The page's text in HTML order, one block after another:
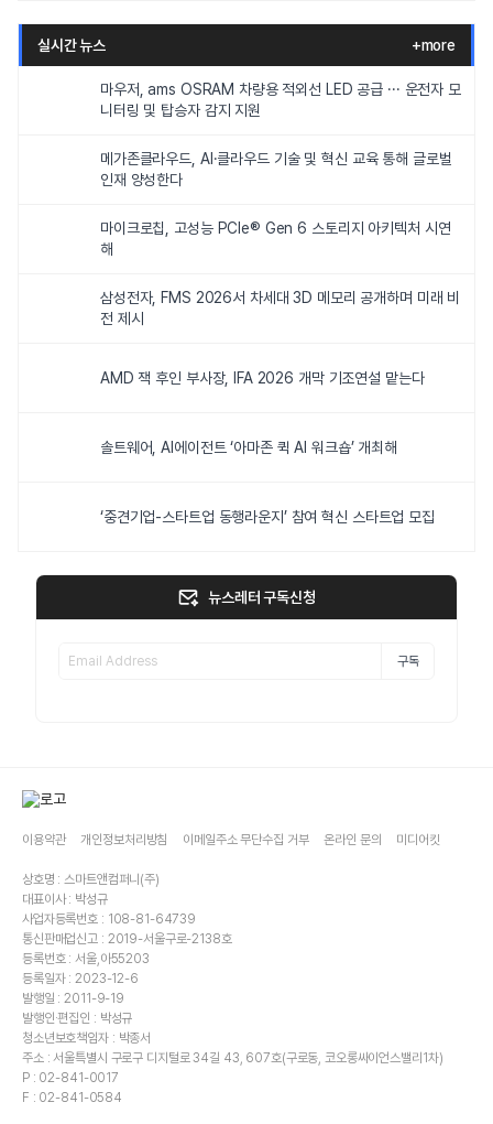
실시간 뉴스 +more
마우저, ams OSRAM 차량용 적외선 LED 공급 ··· 운전자 모
니터링 및 탑승자 감지 지원
메가존클라우드, AI·클라우드 기술 및 혁신 교육 통해 글로벌
인재 양성한다
마이크로칩, 고성능 PCIe® Gen 6 스토리지 아키텍처 시연
해
삼성전자, FMS 2026서 차세대 3D 메모리 공개하며 미래 비
전 제시
AMD 잭 후인 부사장, IFA 2026 개막 기조연설 맡는다
솔트웨어, AI에이전트 ‘아마존 퀵 AI 워크숍’ 개최해
‘중견기업-스타트업 동행라운지’ 참여 혁신 스타트업 모집
뉴스레터 구독신청
구독
이용약관 개인정보처리방침 이메일주소 무단수집 거부 온라인 문의 미디어킷
상호명 : 스마트앤컴퍼니(주)
대표이사 : 박성규
사업자등록번호 : 108-81-64739
통신판매업신고 : 2019-서울구로-2138호
등록번호 : 서울,아55203
등록일자 : 2023-12-6
발행일 : 2011-9-19
발행인·편집인 : 박성규
청소년보호책임자 : 박종서
주소 : 서울특별시 구로구 디지털로 34길 43, 607호(구로동, 코오롱싸이언스밸리1차)
P : 02-841-0017
F : 02-841-0584